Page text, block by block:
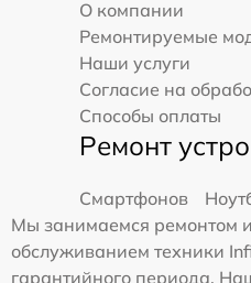
О компании
Ремонтируемые
Наши услуги
Согласие на
Способы оплаты
Ремонт
Смартфонов
Мы занимаемся ремонтом
обслуживанием техники
гарантийного периода.